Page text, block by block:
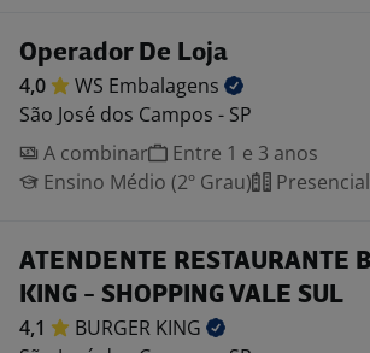
Operador De Loja
4,0 WS Embalagens
São José dos Campos - SP
A combinar
Entre 1 e 3 anos
Ensino Médio (2º Grau)
Presencial
ATENDENTE RESTAURANTE
KING - SHOPPING VALE SUL
4,1 BURGER KING